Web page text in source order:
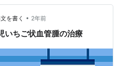
思います…） 突然でも慌てな
日間)で必要だと思ったもの
残したいと思います。 入院基
を書く • 2年前
いちご状血管腫の治療